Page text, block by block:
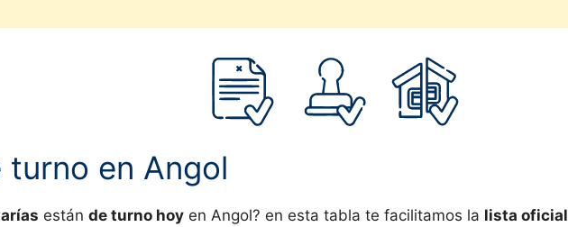
turno en Angol
están de turno hoy en Angol? en esta tabla te facilitamos la lista oficial